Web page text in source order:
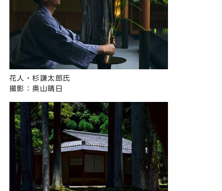
花⼈・杉謙太郎⽒
撮影：奥⼭晴⽇